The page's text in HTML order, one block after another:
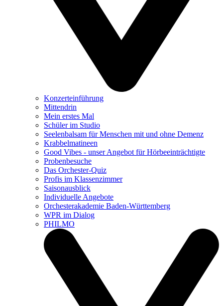
Konzerteinführung
Mittendrin
Mein erstes Mal
Schüler im Studio
Seelenbalsam für Menschen mit und ohne Demenz
Krabbelmatineen
Good Vibes - unser Angebot für Hörbeeinträchtigte
Probenbesuche
Das Orchester-Quiz
Profis im Klassenzimmer
Saisonausblick
Individuelle Angebote
Orchesterakademie Baden-Württemberg
WPR im Dialog
PHILMO